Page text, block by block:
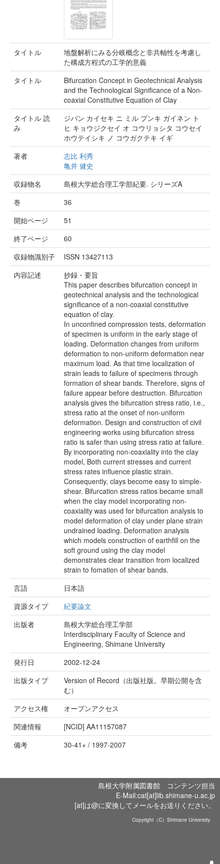
タイトル
地盤解析にみる分岐概念と非共軸性を考慮し
た構成方程式の工学的意義
タイトル
Bifurcation Concept in Geotechnical Analysis
and the Technological Significance of a Non-
coaxial Constitutive Equation of Clay
タイトル 読
み
ジバン カイセキ ニ ミル ブンキ ガイネン ト
ヒ キョウジクセイ オ コウリョシタ コウセイ
ホウテイシキ ノ コウガクテキ イギ
著者
志比 利秀
亀井 健史
収録物名
島根大学総合理工学部紀要. シリーズA
巻
36
開始ページ
51
終了ページ
60
収録物識別子
ISSN 13427113
内容記述
抄録・要旨
This paper describes bifurcation concept in
geotechnical analysis and the technological
significance of a non-coaxial constitutive
equation of clay.
In unconfined compression tests, deformation
of specimen is uniform in the early stage of
loading. Deformation changes from uniform
deformation to non-uniform deformation near
maximum load. As that time localization of
strain leads to failure of specimens through
formation of shear bands. Therefore, signs of
failure appear before destruction. Bifurcation
analysis gives the bifurcation stress ratio, i.e.,
stress ratio at the onset of non-uniform
deformation. Design and construction of civil
engineering works using bifurcation stress
ratio is safer than using stress ratio at failure.
By incorporating non-coaxiality into the clay
model, Both current stresses and current
stress rates influence plastic strain.
Consequently, clays become easy to simple-
shear. Bifurcation stress ratios became small
when the clay model incorporating non-
coaxiality was used for bifurcation analysis to
model deformation of clay under plane strain
undrained loading. Deformation analysis
which models construction of earthfill on the
soft ground using the clay model
demonstrates clear transition from localized
strain to fomation of shear bands.
言語
日本語
資源タイプ
紀要論文
出版者
島根大学総合理工学部
Interdisciplinary Faculty of Science and
Engineering, Shimane University
発行日
2002-12-24
出版タイプ
Version of Record（出版社版。早期公開を含
む）
アクセス権
オープンアクセス
関連情報
[NCID] AA11157087
備考
30-41+ / 1997-2007
島根大学附属図書館 コンテンツ担当
E-Mail:cat[at]lib.shimane-u.ac.jp
[at]は@に変換してメールをお送りください。
Copyright（C）Shimane University